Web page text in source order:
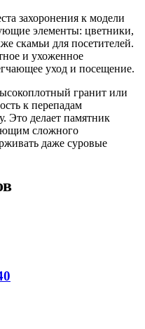
захоронения к модели
элементы: цветники,
скамьи для посетителей.
и ухоженное
уход и посещение.
гранит или
к перепадам
Это делает памятник
сложного
даже суровые